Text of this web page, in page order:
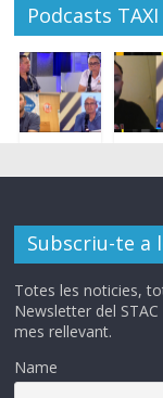
Podcasts TAXI
Subscriu-te a
Totes les noticies,
Newsletter del
mes rellevant.
Name